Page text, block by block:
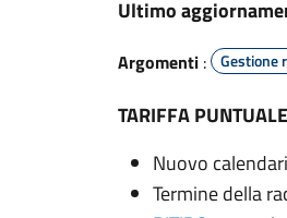
Ultimo
Argomenti : Gestione
TARIFFA
Nuovo
Termine della